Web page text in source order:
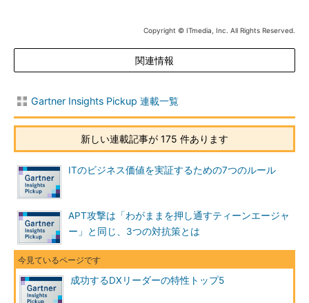
Copyright © ITmedia, Inc. All Rights Reserved.
関連情報
Gartner Insights Pickup 連載一覧
新しい連載記事が 175 件あります
ITのビジネス価値を実証するための7つのルール
APT攻撃は「わがままを押し通すティーンエージャ
ー」と同じ、3つの対抗策とは
成功するDXリーダーの特性トップ5